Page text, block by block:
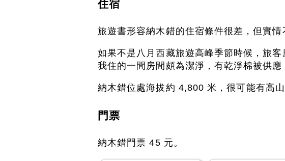
住宿
旅遊書形容納木錯的住宿條件很差，但實情
如果不是八月西藏旅遊高峰季節時候，旅客
我住的一間房間頗為潔淨，有乾淨棉被供應
納木錯位處海拔約 4,800 米，很可能有高
門票
納木錯門票 45 元。